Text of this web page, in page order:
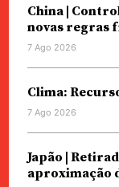
China |
novas regras
7 Ago 2026
Clima:
7 Ago 2026
Japão |
aproximação